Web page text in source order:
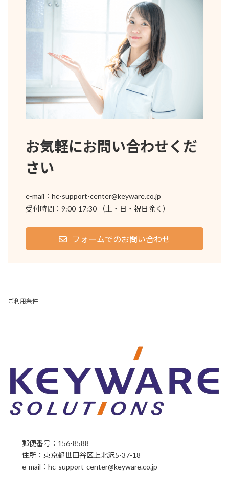
お気軽にお問い合わせくだ
さい
e-mail：hc-support-center@keyware.co.jp
受付時間：9:00-17:30 （土・日・祝日除く）
フォームでのお問い合わせ
ご利用条件
郵便番号：156-8588
住所：東京都世田谷区上北沢5-37-18
e-mail：hc-support-center@keyware.co.jp